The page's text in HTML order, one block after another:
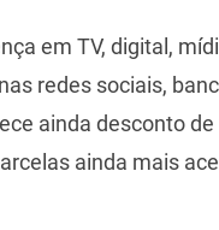
em TV, digital,
redes sociais,
ainda desconto
ainda mais